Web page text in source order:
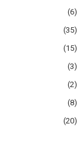
(6)
(35)
(15)
(3)
(2)
(8)
(20)